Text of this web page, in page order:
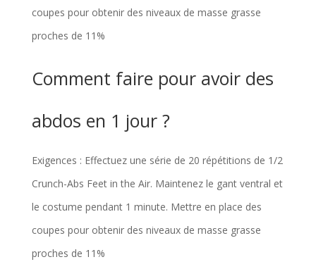
coupes pour obtenir des niveaux de masse grasse
proches de 11%
Comment faire pour avoir des
abdos en 1 jour ?
Exigences : Effectuez une série de 20 répétitions de 1/2
Crunch-Abs Feet in the Air. Maintenez le gant ventral et
le costume pendant 1 minute. Mettre en place des
coupes pour obtenir des niveaux de masse grasse
proches de 11%